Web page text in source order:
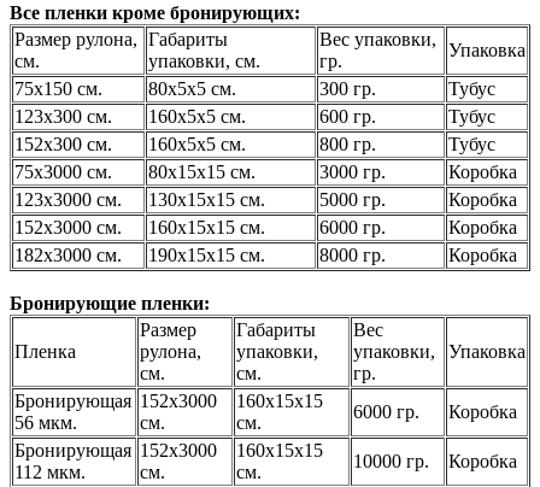
Все пленки кроме бронирующих:
Размер рулона,
см.
Габариты
упаковки, см.
Вес упаковки,
гр.
Упаковка
75х150 см.
80х5х5 см. 300 гр.
Тубус
123х300 см.
160х5х5 см. 600 гр.
Тубус
152х300 см.
160х5х5 см. 800 гр.
Тубус
75х3000 см.
80х15х15 см. 3000 гр.
Коробка
123х3000 см.
130х15х15 см. 5000 гр.
Коробка
152х3000 см.
160х15х15 см. 6000 гр.
Коробка
182х3000 см.
190х15х15 см. 8000 гр. Коробка
Бронирующие пленки:
Пленка
Размер
рулона,
см.
Габариты
упаковки,
см.
Вес
упаковки,
гр.
Упаковка
Бронирующая
56 мкм.
152х3000
см.
160х15х15
см.
6000 гр.
Коробка
Бронирующая
112 мкм.
152х3000
см.
160х15х15
см.
10000 гр.
Коробка